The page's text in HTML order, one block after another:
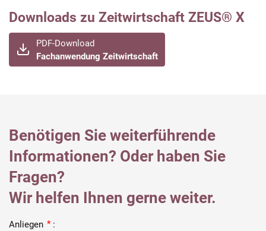
Downloads zu Zeitwirtschaft ZEUS® X
PDF-Download
Fachanwendung Zeitwirtschaft
Benötigen Sie weiterführende
Informationen? Oder haben Sie
Fragen?
Wir helfen Ihnen gerne weiter.
Anliegen *: